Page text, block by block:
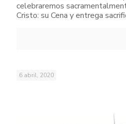
celebraremos
Cristo: su Cena y entrega
6 abril, 2020